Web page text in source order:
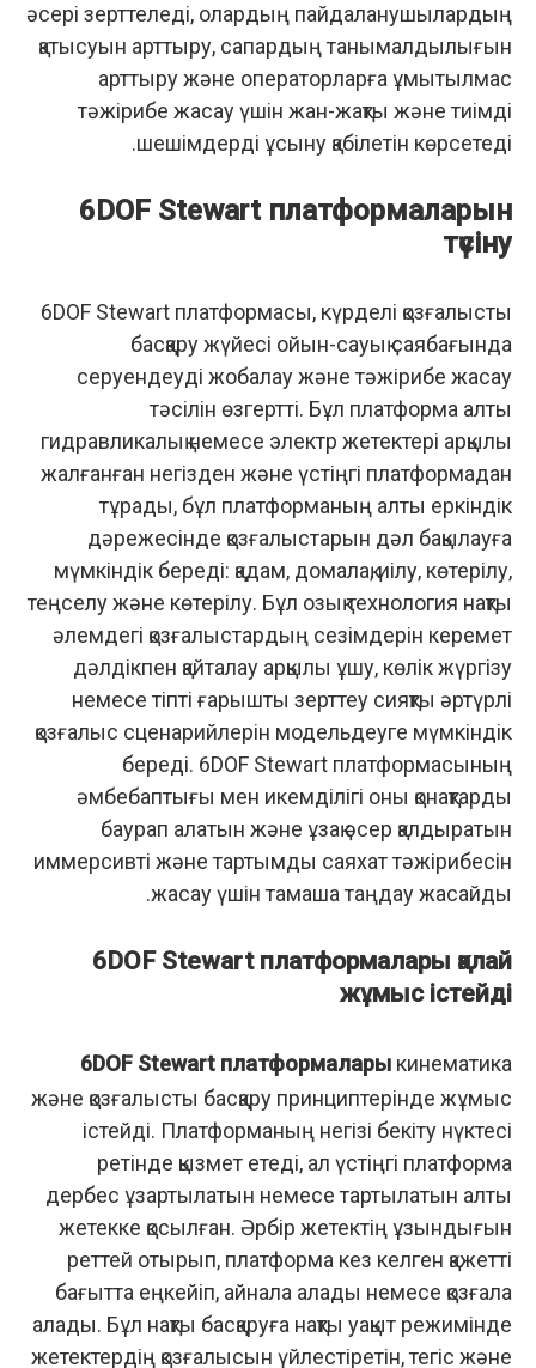
әсері зерттеледі, олардың пайдаланушылардың
қатысуын арттыру, сапардың танымалдылығын
арттыру және операторларға ұмытылмас
тәжірибе жасау үшін жан-жақты және тиімді
шешімдерді ұсыну қабілетін көрсетеді.
6DOF Stewart платформаларын
түсіну
6DOF Stewart платформасы, күрделі қозғалысты
басқару жүйесі ойын-сауық саябағында
серуендеуді жобалау және тәжірибе жасау
тәсілін өзгертті. Бұл платформа алты
гидравликалық немесе электр жетектері арқылы
жалғанған негізден және үстіңгі платформадан
тұрады, бұл платформаның алты еркіндік
дәрежесінде қозғалыстарын дәл бақылауға
мүмкіндік береді: қадам, домалақ, иілу, көтерілу,
теңселу және көтерілу. Бұл озық технология нақты
әлемдегі қозғалыстардың сезімдерін керемет
дәлдікпен қайталау арқылы ұшу, көлік жүргізу
немесе тіпті ғарышты зерттеу сияқты әртүрлі
қозғалыс сценарийлерін модельдеуге мүмкіндік
береді. 6DOF Stewart платформасының
әмбебаптығы мен икемділігі оны қонақтарды
баурап алатын және ұзақ әсер қалдыратын
иммерсивті және тартымды саяхат тәжірибесін
жасау үшін тамаша таңдау жасайды.
6DOF Stewart платформалары қалай
жұмыс істейді
6DOF Stewart платформалары кинематика
және қозғалысты басқару принциптерінде жұмыс
істейді. Платформаның негізі бекіту нүктесі
ретінде қызмет етеді, ал үстіңгі платформа
дербес ұзартылатын немесе тартылатын алты
жетекке қосылған. Әрбір жетектің ұзындығын
реттей отырып, платформа кез келген қажетті
бағытта еңкейіп, айнала алады немесе қозғала
алады. Бұл нақты басқаруға нақты уақыт режимінде
жетектердің қозғалысын үйлестіретін, тегіс және